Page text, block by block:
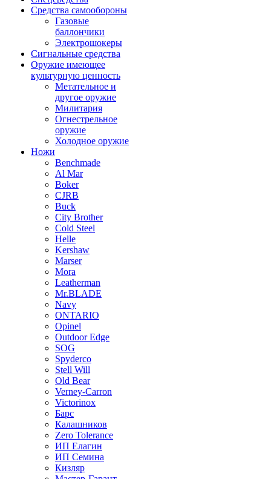
Средства самообороны
Газовые
баллончики
Электрошокеры
Сигнальные средства
Оружие имеющее
культурную ценность
Метательное и
другое оружие
Милитария
Огнестрельное
оружие
Холодное оружие
Ножи
Benchmade
Al Mar
Boker
CJRB
Buck
City Brother
Cold Steel
Helle
Kershaw
Marser
Mora
Leatherman
Mr.BLADE
Navy
ONTARIO
Opinel
Outdoor Edge
SOG
Spyderco
Stell Will
Old Bear
Verney-Carron
Victorinox
Барс
Калашников
Zero Tolerance
ИП Елагин
ИП Семина
Кизляр